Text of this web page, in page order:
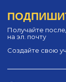
Получайте
на эл. почту
Создайте свою